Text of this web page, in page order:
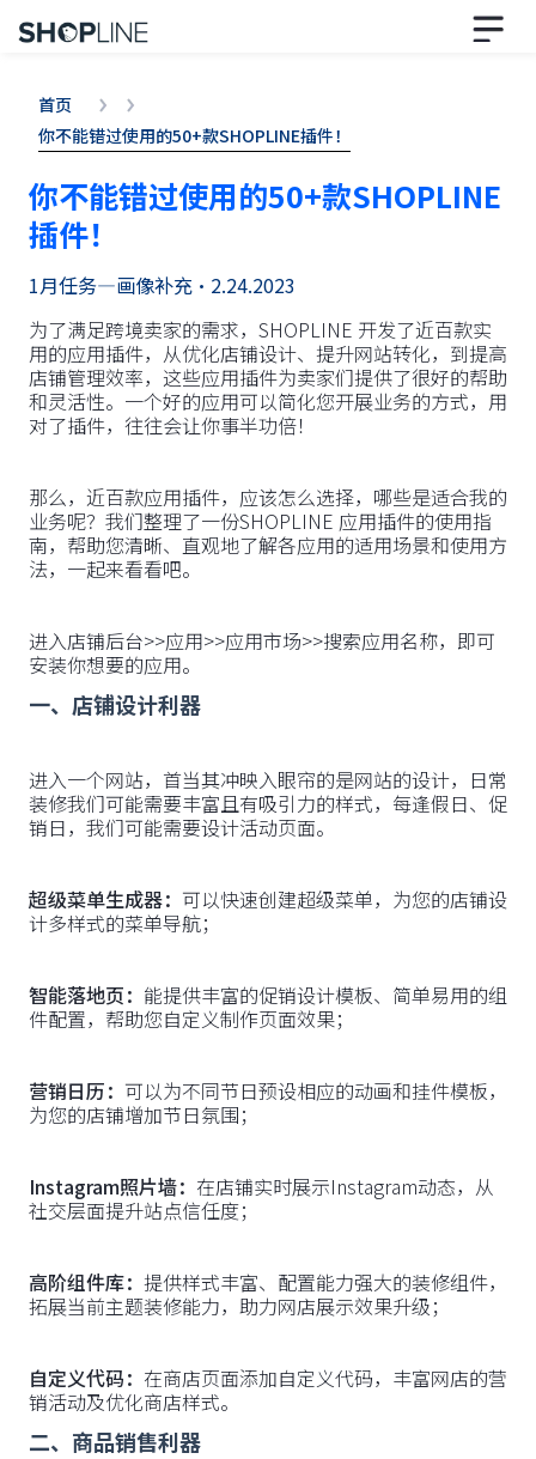
首页
你不能错过使用的50+款SHOPLINE插件！
你不能错过使用的50+款SHOPLINE
插件！
1月任务—画像补充 • 2.24.2023
为了满足跨境卖家的需求，SHOPLINE 开发了近百款实
用的应用插件，从优化店铺设计、提升网站转化，到提高
店铺管理效率，这些应用插件为卖家们提供了很好的帮助
和灵活性。一个好的应用可以简化您开展业务的方式，用
对了插件，往往会让你事半功倍！
那么，近百款应用插件，应该怎么选择，哪些是适合我的
业务呢？我们整理了一份SHOPLINE 应用插件的使用指
南，帮助您清晰、直观地了解各应用的适用场景和使用方
法，一起来看看吧。
进入店铺后台>>应用>>应用市场>>搜索应用名称，即可
安装你想要的应用。
一、店铺设计利器
进入一个网站，首当其冲映入眼帘的是网站的设计，日常
装修我们可能需要丰富且有吸引力的样式，每逢假日、促
销日，我们可能需要设计活动页面。
超级菜单生成器： 可以快速创建超级菜单，为您的店铺设
计多样式的菜单导航；
智能落地页： 能提供丰富的促销设计模板、简单易用的组
件配置，帮助您自定义制作页面效果；
营销日历： 可以为不同节日预设相应的动画和挂件模板，
为您的店铺增加节日氛围；
Instagram照片墙： 在店铺实时展示Instagram动态，从
社交层面提升站点信任度；
高阶组件库： 提供样式丰富、配置能力强大的装修组件，
拓展当前主题装修能力，助力网店展示效果升级；
自定义代码： 在商店页面添加自定义代码，丰富网店的营
销活动及优化商店样式。
二、商品销售利器